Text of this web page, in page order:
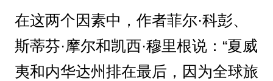
在这两个因素中，作者菲尔·科彭、
斯蒂芬·摩尔和凯西·穆里根说：“夏威
夷和内华达州排在最后，因为全球旅